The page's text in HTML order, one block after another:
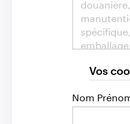
Vos
Nom